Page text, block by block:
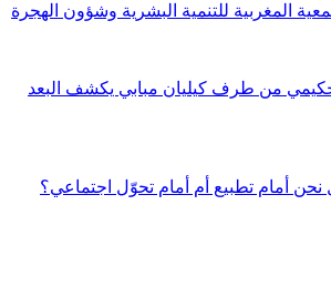
المغربية للتنمية البشرية وشؤون الهجرة
من طرف كيليان مبابي يكشف البعد
نحن أمام تطبيع أم أمام تحوّل اجتماعي؟